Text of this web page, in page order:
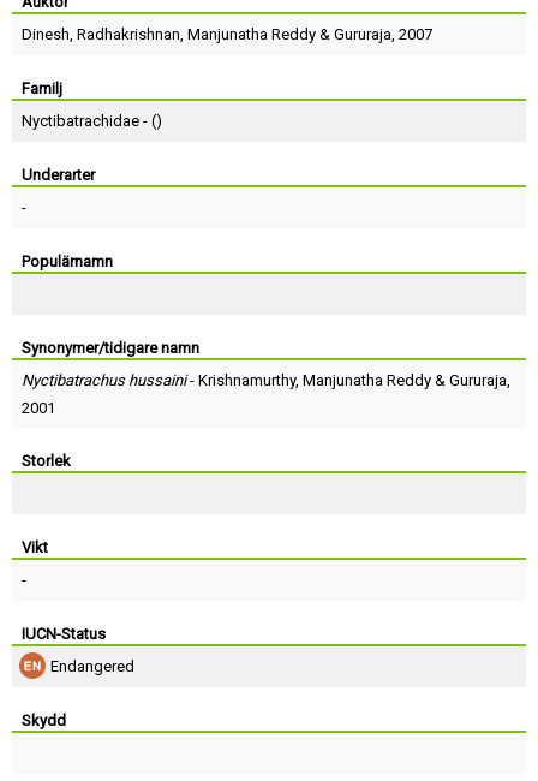
Dinesh, Radhakrishnan, Manjunatha Reddy & Gururaja, 2007
Familj
Nyctibatrachidae - ()
Underarter
-
Populärnamn
Synonymer/tidigare namn
Nyctibatrachus hussaini- Krishnamurthy, Manjunatha Reddy & Gururaja,
2001
Storlek
Vikt
-
IUCN-Status
Endangered
Skydd
Terms of Service